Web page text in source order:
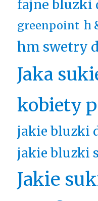
fajne bluzki
greenpoint h
hm swetry
Jaka
kobiety
jakie bluzki
jakie bluzki
Jakie